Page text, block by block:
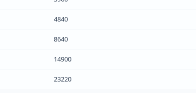
4840
8640
14900
23220